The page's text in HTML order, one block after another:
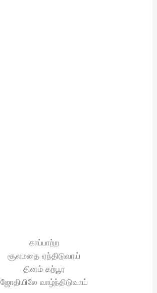
காப்பாற்ற
சூலமதை ஏந்திடுவாய்
தினம் கற்பூர
ஜோதியிலே வாழ்ந்திடுவாய்